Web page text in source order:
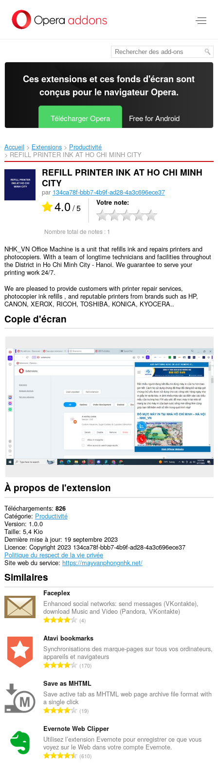
contenu
Ces extensions et ces fonds d'écran sont
conçus pour le navigateur Opera.
Télécharger Opera Free for Android
Accueil Extensions
Productivité
REFILL PRINTER INK AT HO CHI MINH CITY‎
REFILL PRINTER INK AT HO CHI MINH
CITY
par 134ca78f-bbb7-4b9f-ad28-4a3c696ece37
4.0/ 5 Votre note
Nombre total de notes : 1
NHK_VN Office Machine is a unit that refills ink and repairs printers and
photocopiers. With a team of longtime technicians and facilities throughout
the District in Ho Chi Minh City - Hanoi. We guarantee to serve your
printing work 24/7.
We are pleased to provide customers with printer repair services,
photocopier ink refills , and reputable printers from brands such as HP,
CANON, XEROX, RICOH, TOSHIBA, KONICA, KYOCERA..
Copie d'écran
À propos de l'extension
Téléchargements 826
Catégorie Productivité
Version 1.0.0
Taille 5,4 Kio
Dernière mise à jour 19 septembre 2023
Licence Copyright 2023 134ca78f-bbb7-4b9f-ad28-4a3c696ece37
Politique du respect de la vie privée
Site web du service https://mayvanphongnhk.net/
Similaires
Faceplex
Enhanced social networks: send messages (VKontakte),
download Music and Video (Pandora, VKontakte)
N
m
b
r
e
o
t
a
d
e
n
o
4
Atavi bookmarks
Synchronisations des marque-pages sur tous vos ordinateurs,
appareils et navigateurs
N
m
b
r
e
o
t
a
170
Save as MHTML
Save active tab as MHTML web page archive file format with
a single click
N
m
b
r
e
19
Evernote Web Clipper
Utilisez l’extension Evernote pour enregistrer ce que vous
voyez sur le Web dans votre compte Evernote.
N610